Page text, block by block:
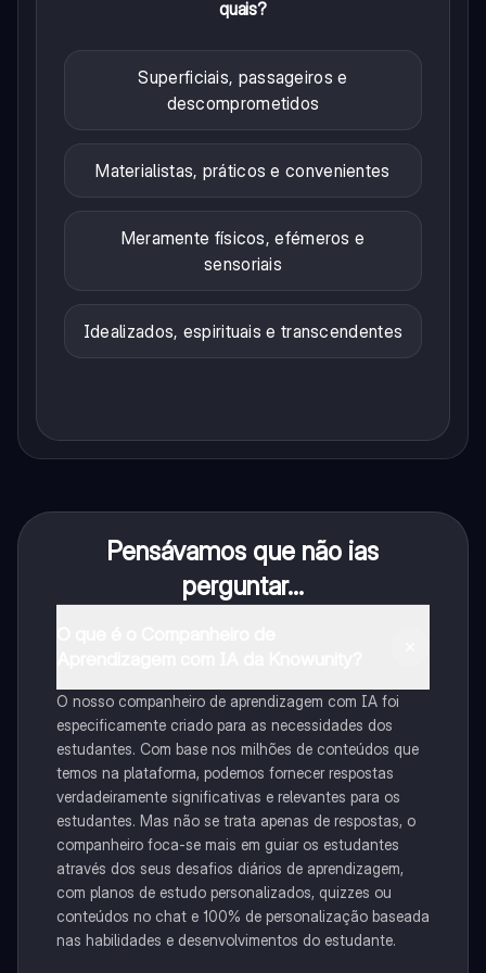
quais?
Superficiais, passageiros e
descomprometidos
Materialistas, práticos e convenientes
Meramente físicos, efémeros e
sensoriais
Idealizados, espirituais e transcendentes
Pensávamos que não ias
perguntar...
O nosso companheiro de aprendizagem com IA foi
especificamente criado para as necessidades dos
estudantes. Com base nos milhões de conteúdos que
temos na plataforma, podemos fornecer respostas
verdadeiramente significativas e relevantes para os
estudantes. Mas não se trata apenas de respostas, o
companheiro foca-se mais em guiar os estudantes
através dos seus desafios diários de aprendizagem,
com planos de estudo personalizados, quizzes ou
conteúdos no chat e 100% de personalização baseada
nas habilidades e desenvolvimentos do estudante.